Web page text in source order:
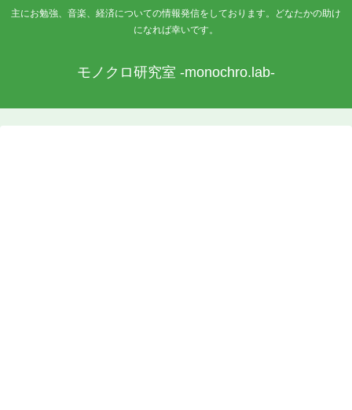
主にお勉強、音楽、経済についての情報発信をしております。どなたかの助け
になれば幸いです。
モノクロ研究室 -monochro.lab-